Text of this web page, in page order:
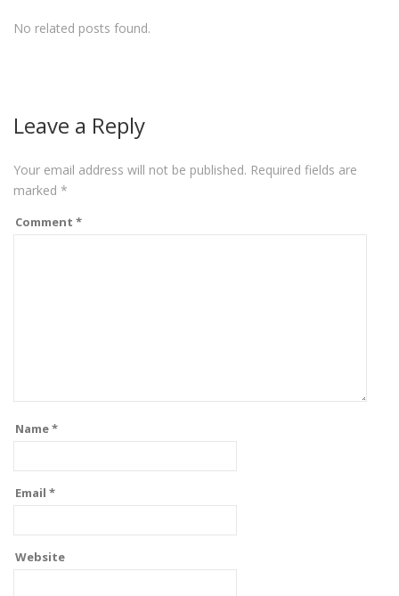
No related posts found.
Leave a Reply
Your email address will not be published. Required fields are
marked *
Comment *
Name*
Email *
Website